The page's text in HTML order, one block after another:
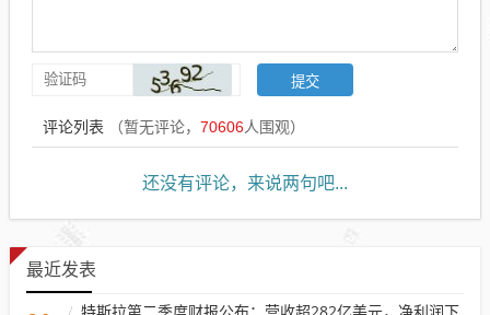
评论列表 （暂无评论， 70606人围观）
还没有评论，来说两句吧...
最近发表